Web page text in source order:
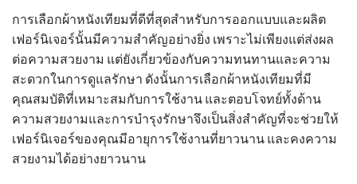
การเลือกผ้าหนังเทียมที่ดีที่สุดสำหรับการออกแบบและผลิต
เฟอร์นิเจอร์นั้นมีความสำคัญอย่างยิ่ง เพราะไม่เพียงแต่ส่งผล
ต่อความสวยงาม แต่ยังเกี่ยวข้องกับความทนทานและความ
สะดวกในการดูแลรักษา ดังนั้นการเลือกผ้าหนังเทียมที่มี
คุณสมบัติที่เหมาะสมกับการใช้งาน และตอบโจทย์ทั้งด้าน
ความสวยงามและการบำรุงรักษาจึงเป็นสิ่งสำคัญที่จะช่วยให้
เฟอร์นิเจอร์ของคุณมีอายุการใช้งานที่ยาวนาน และคงความ
สวยงามได้อย่างยาวนาน